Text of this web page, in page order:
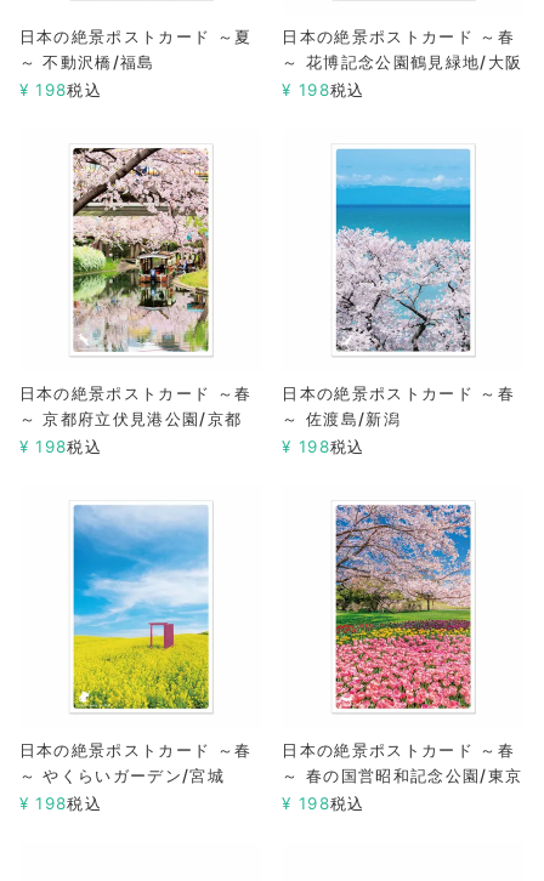
日本の絶景ポストカード ～夏
～ 不動沢橋/福島
¥ 198税込
日本の絶景ポストカード ～春
～ 花博記念公園鶴見緑地/大阪
¥ 198税込
日本の絶景ポストカード ～春
～ 京都府立伏見港公園/京都
¥ 198税込
日本の絶景ポストカード ～春
～ 佐渡島/新潟
¥ 198税込
日本の絶景ポストカード ～春
～ やくらいガーデン/宮城
¥ 198税込
日本の絶景ポストカード ～春
～ 春の国営昭和記念公園/東京
¥ 198税込